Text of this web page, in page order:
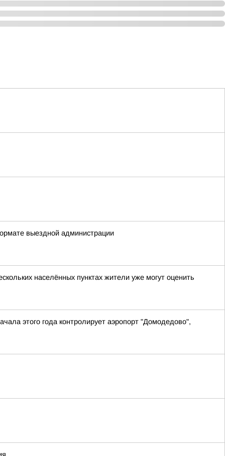
выездной администрации
населённых пунктах жители уже могут оценить
этого года контролирует аэропорт "Домодедово",